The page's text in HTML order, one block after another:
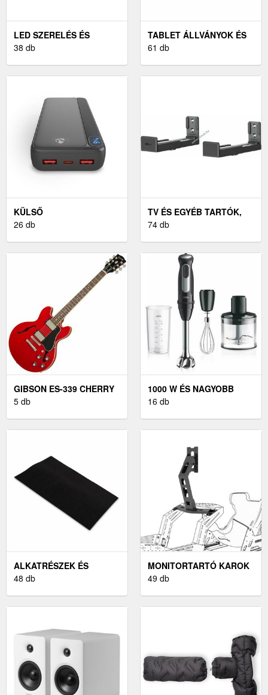
LED SZERELÉS ÉS
ÁRAMELLÁTÁS
38 db
TABLET ÁLLVÁNYOK ÉS
TARTÓK
61 db
KÜLSŐ
AKKUMULÁTOROK ÉS
26 db
TV ÉS EGYÉB TARTÓK,
KONZOLOK, ÁLLVÁNYOK
74 db
GIBSON ES-339 CHERRY
5 db
1000 W ÉS NAGYOBB
16 db
ALKATRÉSZEK ÉS
TARTOZÉKOK
48 db
MONITORTARTÓ KAROK
ÉS KONZOLOK
49 db